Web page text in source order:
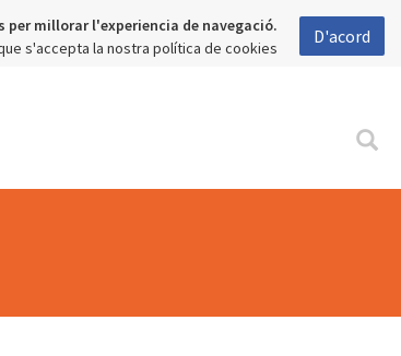
per millorar l'experiencia de navegació.
s'accepta la nostra política de cookies
D'acord